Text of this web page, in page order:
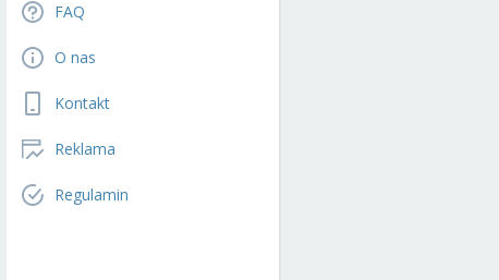
FAQ
O nas
Kontakt
Reklama
Regulamin